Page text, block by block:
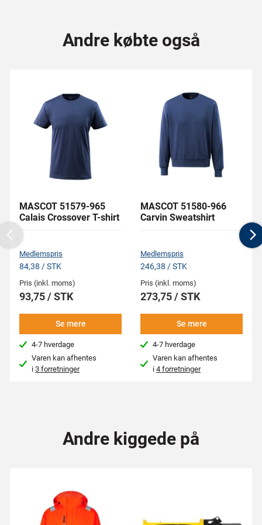
Andre købte også
MASCOT 51579-965
Calais Crossover T-shirt
Medlemspris
84,38 / STK
Pris (inkl. moms)
93,75 / STK
Se mere
4-7 hverdage
Varen kan afhentes
i3 forretninger
MASCOT 51580-966
Carvin Sweatshirt
Medlemspris
246,38 / STK
Pris (inkl. moms)
273,75 / STK
Se mere
4-7 hverdage
Varen kan afhentes
i4 forretninger
Previous
Andre kiggede på